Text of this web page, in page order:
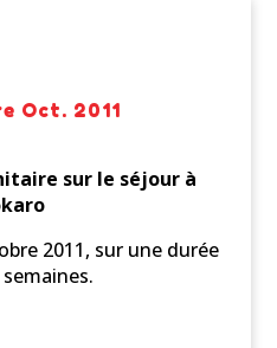
Oct. 2011
sur le séjour à
2011, sur une durée